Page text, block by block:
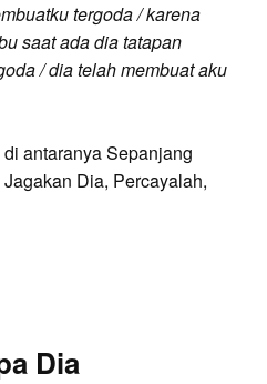
tergoda / karena
saat ada dia tatapan
/ dia telah membuat aku
antaranya Sepanjang
Dia, Percayalah,
Dia